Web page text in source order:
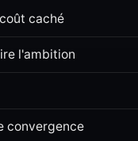
caché
l'ambition
convergence